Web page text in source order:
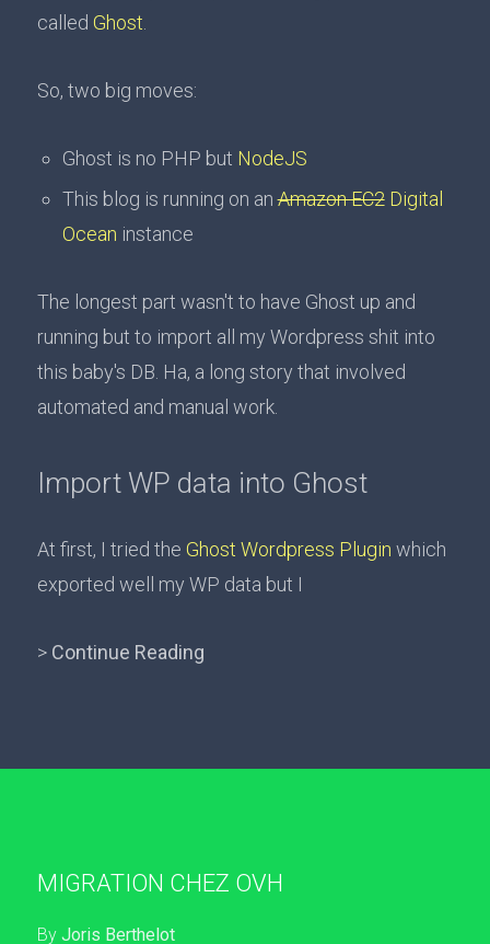
called Ghost
So, two big moves:
Ghost is no PHP but NodeJS
This blog is running on anAmazon EC2 Digital
Ocean instance
The longest part wasn't to have Ghost up and
running but to import all my Wordpress shit into
this baby's DB. Ha, a long story that involved
automated and manual work.
Import WP data into Ghost
At first, I tried the Ghost Wordpress Plugin which
exported well my WP data but I
> Continue Reading
MIGRATION CHEZ OVH
By Joris Berthelot